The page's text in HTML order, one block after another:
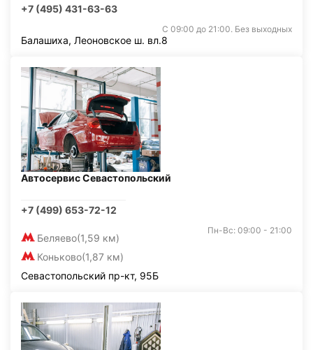
+7 (495) 431-63-63
С 09:00 до 21:00. Без выходных
Балашиха, Леоновское ш. вл.8
Автосервис Севастопольский
+7 (499) 653-72-12
Беляево(1,59 км)
Коньково(1,87 км)
Пн-Вс: 09:00 - 21:00
Севастопольский пр-кт, 95Б